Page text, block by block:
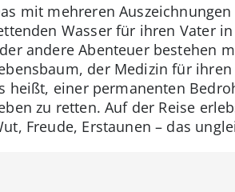
mit mehreren
Wasser für ihren Vater
andere Abenteuer bestehen
der Medizin für
heißt, einer permanenten
zu retten. Auf der Reise
Freude, Erstaunen – das